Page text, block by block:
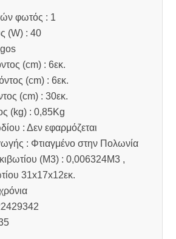
φωτός : 1
(W) : 40
(cm) : 6εκ.
(cm) : 6εκ.
(cm) : 30εκ.
(kg) : 0,85Kg
: Δεν εφαρμόζεται
: Φτιαγμένο στην Πολωνία
(M3) : 0,006324M3 ,
31x17x12εκ.